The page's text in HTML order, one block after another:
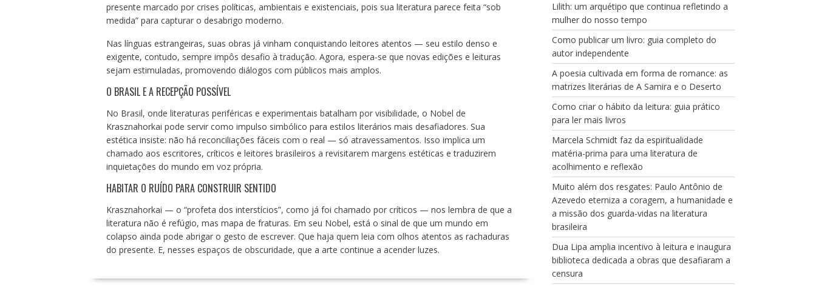
presente marcado por crises políticas, ambientais e existenciais, pois sua literatura parece feita “sob
medida” para capturar o desabrigo moderno.
Nas línguas estrangeiras, suas obras já vinham conquistando leitores atentos — seu estilo denso e
exigente, contudo, sempre impôs desafio à tradução. Agora, espera-se que novas edições e leituras
sejam estimuladas, promovendo diálogos com públicos mais amplos.
O BRASIL E A RECEPÇÃO POSSÍVEL
No Brasil, onde literaturas periféricas e experimentais batalham por visibilidade, o Nobel de
Krasznahorkai pode servir como impulso simbólico para estilos literários mais desafiadores. Sua
estética insiste: não há reconciliações fáceis com o real — só atravessamentos. Isso implica um
chamado aos escritores, críticos e leitores brasileiros a revisitarem margens estéticas e traduzirem
inquietações do mundo em voz própria.
HABITAR O RUÍDO PARA CONSTRUIR SENTIDO
Krasznahorkai — o “profeta dos interstícios”, como já foi chamado por críticos — nos lembra de que a
literatura não é refúgio, mas mapa de fraturas. Em seu Nobel, está o sinal de que um mundo em
colapso ainda pode abrigar o gesto de escrever. Que haja quem leia com olhos atentos as rachaduras
do presente. E, nesses espaços de obscuridade, que a arte continue a acender luzes.
Lilith: um arquétipo que continua refletindo a
mulher do nosso tempo
Como publicar um livro: guia completo do
autor independente
A poesia cultivada em forma de romance: as
matrizes literárias de A Samira e o Deserto
Como criar o hábito da leitura: guia prático
para ler mais livros
Marcela Schmidt faz da espiritualidade
matéria-prima para uma literatura de
acolhimento e reflexão
Muito além dos resgates: Paulo Antônio de
Azevedo eterniza a coragem, a humanidade e
a missão dos guarda-vidas na literatura
brasileira
Dua Lipa amplia incentivo à leitura e inaugura
biblioteca dedicada a obras que desafiaram a
censura